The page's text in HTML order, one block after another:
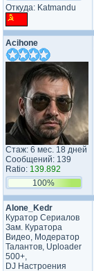
Откуда: Katmandu
Acihone
Стаж: 6 мес. 18 дней
Сообщений: 139
Ratio: 139.892
100%
Alone_Kedr
Куратор Сериалов
Зам. Куратора
Видео, Модератор
Талантов, Uploader
500+,
DJ Настроения